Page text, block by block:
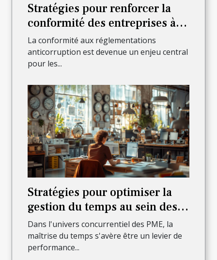
Stratégies pour renforcer la
conformité des entreprises à la
loi Sapin 2
La conformité aux réglementations
anticorruption est devenue un enjeu central
pour les...
Stratégies pour optimiser la
gestion du temps au sein des
PME
Dans l'univers concurrentiel des PME, la
maîtrise du temps s'avère être un levier de
performance...